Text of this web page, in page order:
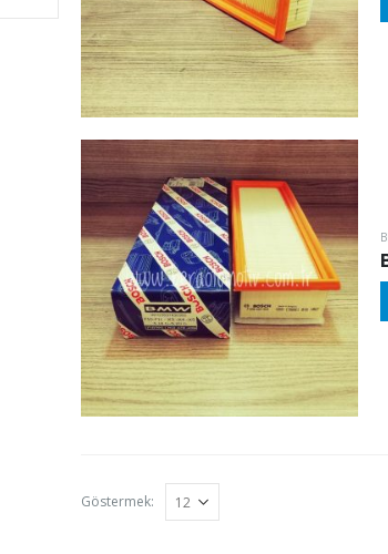
Göstermek: